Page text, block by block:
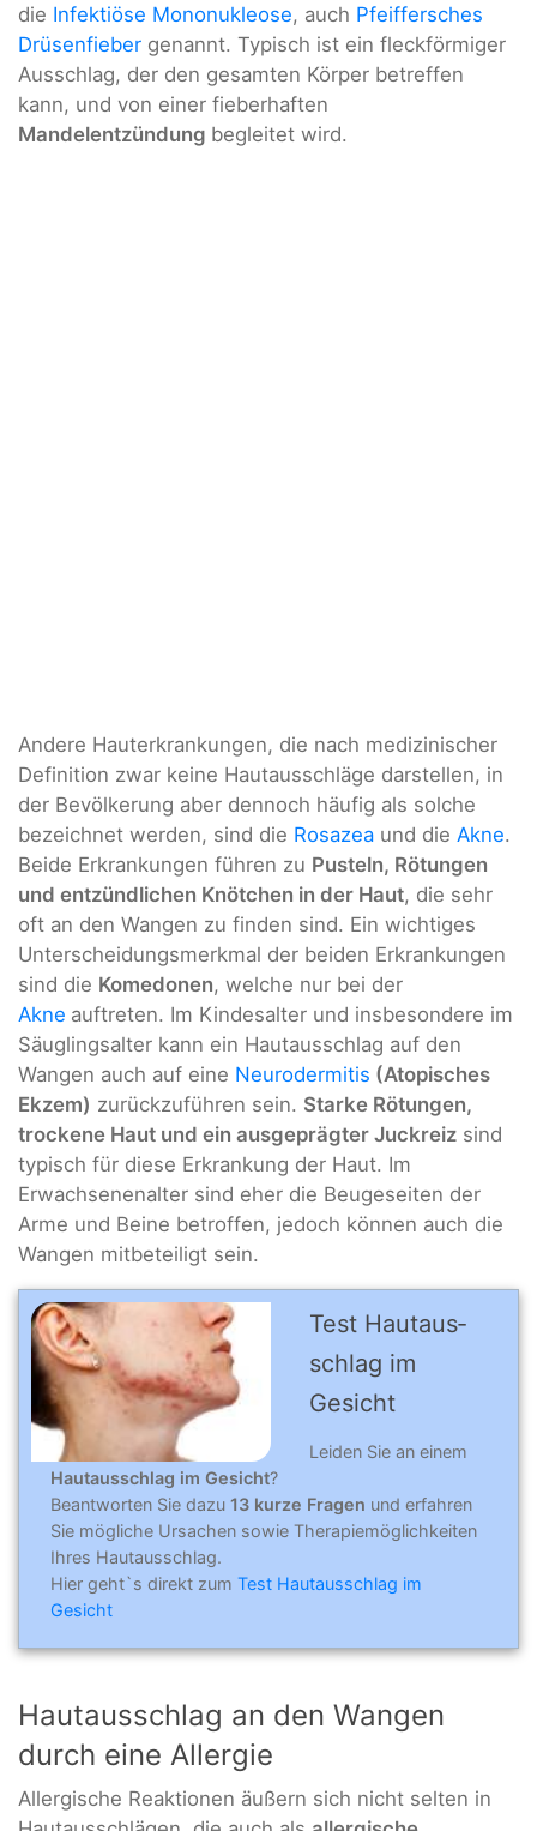
die Infektiöse Mononukleose, auch Pfeiffersches
Drüsenfieber genannt. Typisch ist ein fleckförmiger
Ausschlag, der den gesamten Körper betreffen
kann, und von einer fieberhaften
Mandelentzündung begleitet wird.
Andere Hauterkrankungen, die nach medizinischer
Definition zwar keine Hautausschläge darstellen, in
der Bevölkerung aber dennoch häufig als solche
bezeichnet werden, sind die Rosazea und die Akne.
Beide Erkrankungen führen zu Pusteln, Rötungen
und entzündlichen Knötchen in der Haut, die sehr
oft an den Wangen zu finden sind. Ein wichtiges
Unterscheidungsmerkmal der beiden Erkrankungen
sind die Komedonen, welche nur bei der
Akne auftreten. Im Kindesalter und insbesondere im
Säuglingsalter kann ein Hautausschlag auf den
Wangen auch auf eine Neurodermitis (Atopisches
Ekzem) zurückzuführen sein. Starke Rötungen,
trockene Haut und ein ausgeprägter Juckreiz sind
typisch für diese Erkrankung der Haut. Im
Erwachsenenalter sind eher die Beugeseiten der
Arme und Beine betroffen, jedoch können auch die
Wangen mitbeteiligt sein.
Test Hautaus­
schlag im
Gesicht
Leiden Sie an einem
Hautausschlag im Gesicht?
Beantworten Sie dazu 13 kurze Fragen und erfahren
Sie mögliche Ursachen sowie Therapiemöglichkeiten
Ihres Hautausschlag.
Hier geht`s direkt zum Test Hautausschlag im
Gesicht
Hautausschlag an den Wangen
durch eine Allergie
Allergische Reaktionen äußern sich nicht selten in